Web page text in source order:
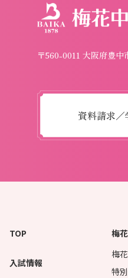
〒560-0011 大阪府豊中
資料請求
TOP
入試情報
梅
梅
特